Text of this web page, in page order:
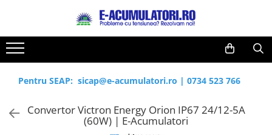
Toate Produsele
Acumulatori, Baterii si Incarcatoare
Uzuale
Baterii alcaline
Reduceri de vara
Cabluri
Acumulatori
Prelungitoare
Panouri fotovoltaice
Pentru SEAP: sicap@e-acumulatori.ro | 0734 523 766
Convertor Victron Energy Orion IP67 24/12-5A
(60W) | E-Acumulatori